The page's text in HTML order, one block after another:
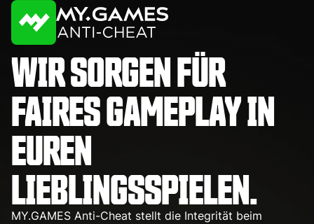
WIR SORGEN FÜR
FAIRES GAMEPLAY IN
EUREN
LIEBLINGSSPIELEN.
MY.GAMES Anti-Cheat stellt die Integrität beim